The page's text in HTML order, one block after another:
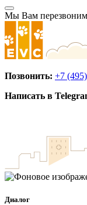
Мы Вам перезвоним
Позвонить: +7
Написать в
Диалог